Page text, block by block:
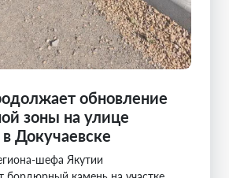
обновление
зоны на улице
Докучаевске
шефа Якутии